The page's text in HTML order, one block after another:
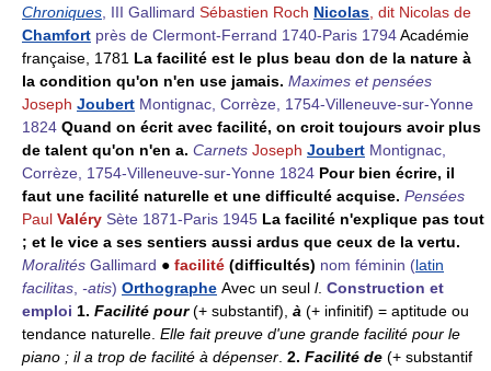
Chroniques , III Gallimard Sébastien Roch Nicolas , dit Nicolas de
Chamfort près de Clermont-Ferrand 1740-Paris 1794Académie
française, 1781 La facilité est le plus beau don de la nature à
la condition qu'on n'en use jamais. Maximes et pensées
Joseph Joubert Montignac, Corrèze, 1754-Villeneuve-sur-Yonne
1824 Quand on écrit avec facilité, on croit toujours avoir plus
de talent qu'on n'en a. Carnets Joseph Joubert Montignac,
Corrèze, 1754-Villeneuve-sur-Yonne 1824 Pour bien écrire, il
faut une facilité naturelle et une difficulté acquise. Pensées
Paul Valéry Sète 1871-Paris 1945 La facilité n'explique pas tout
; et le vice a ses sentiers aussi ardus que ceux de la vertu.
Moralités Gallimard ● facilité (difficultés) nom féminin (latin
facilitas -atis) Orthographe Avec un seul l. Construction et
emploi 1. Facilité pour(+ substantif), à (+ infinitif) = aptitude ou
tendance naturelle. Elle fait preuve d'une grande facilité pour le
piano ; il a trop de facilité à dépenser 2. Facilité de (+ substantif